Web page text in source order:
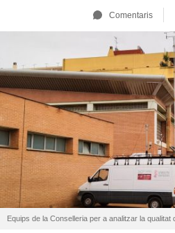
Comentaris
Equips de la Conselleria per a analitzar la qualitat